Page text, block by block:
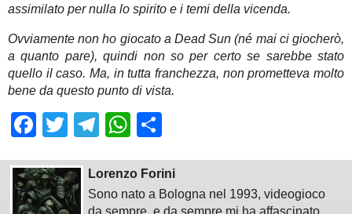
assimilato per nulla lo spirito e i temi della vicenda.
Ovviamente non ho giocato a Dead Sun (né mai ci giocherò,
a quanto pare), quindi non so per certo se sarebbe stato
quello il caso. Ma, in tutta franchezza, non prometteva molto
bene da questo punto di vista.
Facebook
TwitterTelegram
WhatsApp
Lorenzo Forini
Sono nato a Bologna nel 1993, videogioco